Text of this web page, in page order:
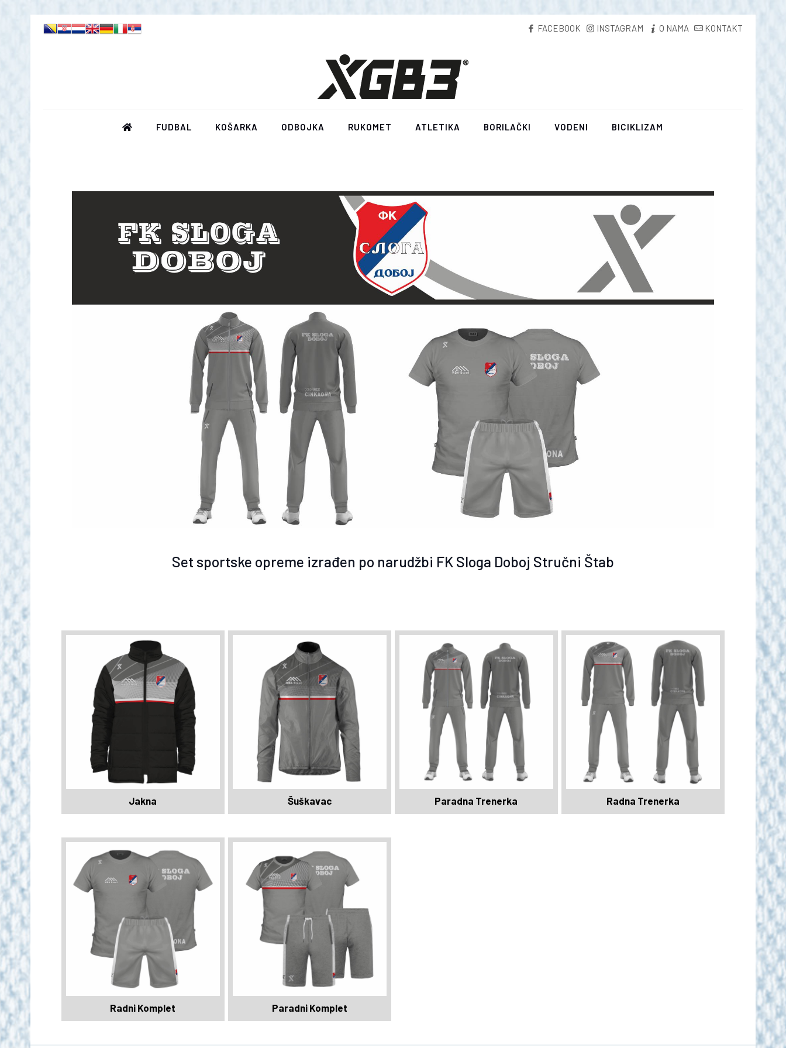
FACEBOOK INSTAGRAM O NAMA KONTAKT
FUDBAL KOŠARKA ODBOJKA RUKOMET ATLETIKA BORILAČKI VODENI BICIKLIZAM
Set sportske opreme izrađen po narudžbi FK Sloga Doboj Stručni Štab
Jakna Šuškavac Paradna Trenerka Radna Trenerka
Radni Komplet Paradni Komplet